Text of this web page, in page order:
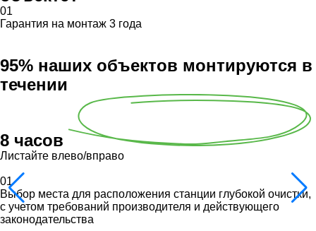
01
Гарантия на монтаж 3 года
95% наших объектов монтируются в
течении
8 часов
Листайте влево/вправо
01
Выбор места для расположения станции глубокой очистки,
с учетом требований производителя и действующего
законодательства